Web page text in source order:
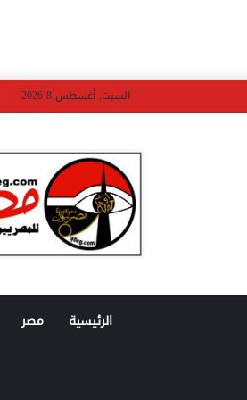
السبت, أغسطس 8 2026
الرئيسية مصر